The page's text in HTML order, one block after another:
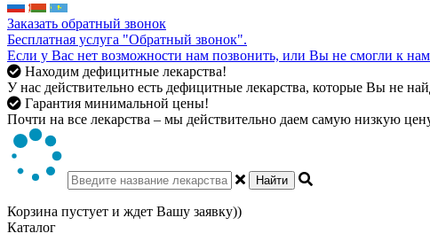
Заказать обратный звонок
Бесплатная услуга "Обратный звонок".
Если у Вас нет возможности нам позвонить, или Вы не смогли к
Находим дефицитные лекарства!
У нас действительно есть дефицитные лекарства, которые Вы не
Гарантия минимальной цены!
Почти на все лекарства – мы действительно даем самую низкую
Найти
Корзина пустует и ждет Вашу заявку))
Каталог